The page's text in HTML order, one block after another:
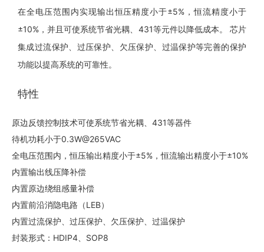
在全电压范围内实现输出恒压精度小于±5%，恒流精度小于
±10%，并且可使系统节省光耦、431等元件以降低成本。 芯片
集成过流保护、过压保护、欠压保护、过温保护等完善的保护
功能以提高系统的可靠性。
特性
原边反馈控制技术可使系统节省光耦、431等器件
待机功耗小于0.3W@265VAC
全电压范围内，恒压输出精度小于±5%，恒流输出精度小于±10%
内置输出线压降补偿
内置原边绕组感量补偿
内置前沿消隐电路（LEB）
内置过流保护、过压保护、欠压保护、过温保护
封装形式：HDIP4、SOP8